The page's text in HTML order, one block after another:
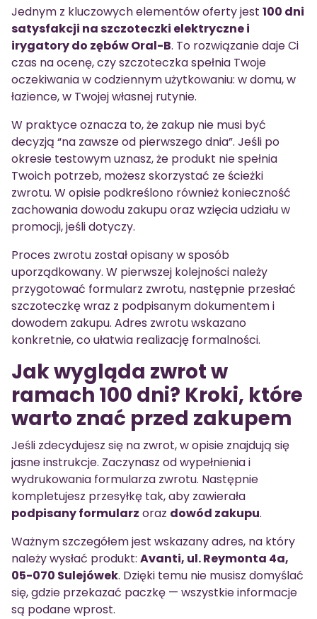
Jednym z kluczowych elementów oferty jest 100 dni
satysfakcji na szczoteczki elektryczne i
irygatory do zębów Oral-B. To rozwiązanie daje Ci
czas na ocenę, czy szczoteczka spełnia Twoje
oczekiwania w codziennym użytkowaniu: w domu, w
łazience, w Twojej własnej rutynie.
W praktyce oznacza to, że zakup nie musi być
decyzją “na zawsze od pierwszego dnia”. Jeśli po
okresie testowym uznasz, że produkt nie spełnia
Twoich potrzeb, możesz skorzystać ze ścieżki
zwrotu. W opisie podkreślono również konieczność
zachowania dowodu zakupu oraz wzięcia udziału w
promocji, jeśli dotyczy.
Proces zwrotu został opisany w sposób
uporządkowany. W pierwszej kolejności należy
przygotować formularz zwrotu, następnie przesłać
szczoteczkę wraz z podpisanym dokumentem i
dowodem zakupu. Adres zwrotu wskazano
konkretnie, co ułatwia realizację formalności.
Jak wygląda zwrot w
ramach 100 dni? Kroki, które
warto znać przed zakupem
Jeśli zdecydujesz się na zwrot, w opisie znajdują się
jasne instrukcje. Zaczynasz od wypełnienia i
wydrukowania formularza zwrotu. Następnie
kompletujesz przesyłkę tak, aby zawierała
podpisany formularz oraz dowód zakupu.
Ważnym szczegółem jest wskazany adres, na który
należy wysłać produkt: Avanti, ul. Reymonta 4a,
05-070 Sulejówek. Dzięki temu nie musisz domyślać
się, gdzie przekazać paczkę — wszystkie informacje
są podane wprost.